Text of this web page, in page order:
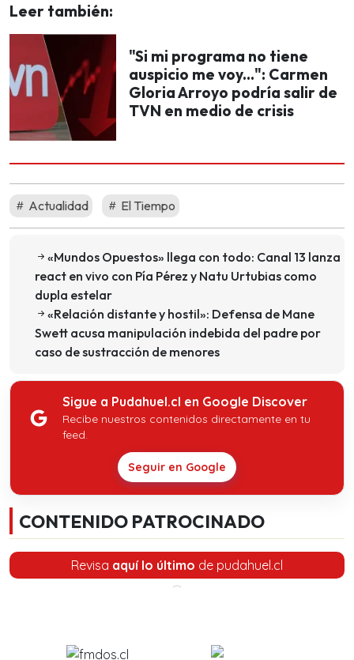
Leer también:
"Si mi programa no tiene
auspicio me voy...": Carmen
Gloria Arroyo podría salir de
TVN en medio de crisis
Actualidad El Tiempo
«Mundos Opuestos» llega con todo: Canal 13 lanza
react en vivo con Pía Pérez y Natu Urtubias como
dupla estelar
«Relación distante y hostil»: Defensa de Mane
Swett acusa manipulación indebida del padre por
caso de sustracción de menores
Sigue a Pudahuel.cl en Google Discover
Recibe nuestros contenidos directamente en tu
feed.
Seguir en Google
CONTENIDO PATROCINADO
Revisa aquí lo último de pudahuel.cl